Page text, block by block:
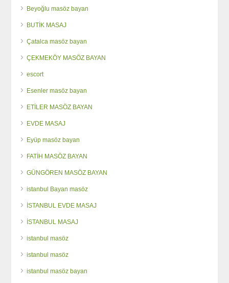
Beyoğlu masöz bayan
BUTİK MASAJ
Çatalca masöz bayan
ÇEKMEKÖY MASÖZ BAYAN
escort
Esenler masöz bayan
ETİLER MASÖZ BAYAN
EVDE MASAJ
Eyüp masöz bayan
FATİH MASÖZ BAYAN
GÜNGÖREN MASÖZ BAYAN
istanbul Bayan masöz
İSTANBUL EVDE MASAJ
İSTANBUL MASAJ
istanbul masöz
istanbul masöz
istanbul masöz bayan